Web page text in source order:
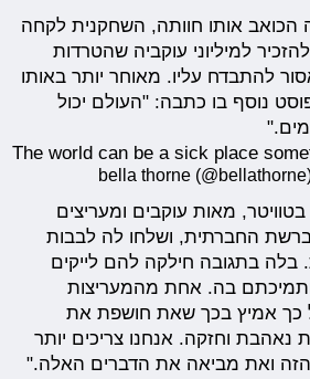
אותו חוותה, השחקנית לקחה
למיליוני עוקביה שהטרדות
להתבדח עליו. מאוחר יותר באותו
נוסף בו כתבה: "העולם יכול
The world can be a sick place
מאות עוקבים ומעריצים
ברשת החברתית, ושלחו לה לבבות
בלה בתגובה חילקה להם לייקים
ותמיכתם בה. אחת מהמעריצות
כך אמיץ בכך שאת חושפת את
וחזקה. אנחנו צריכים יותר
הזה ואת מביאה את הדברים האלה."